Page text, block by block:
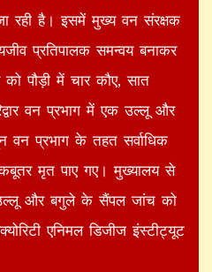
रही है। इसमें मुख्य वन संरक्षक
प्रतिपालक समन्वय बनाकर
पौड़ी में चार कौए, सात
वन प्रभाग में एक उल्लू और
वन प्रभाग के तहत सर्वाधिक
मृत पाए गए। मुख्यालय से
उल्लू और बगुले के सैंपल जांच को
एनिमल डिजीज इंस्टीट्यूट